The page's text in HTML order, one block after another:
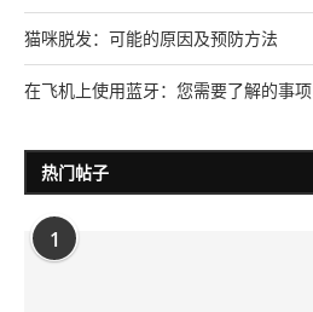
猫咪脱发：可能的原因及预防方法
在飞机上使用蓝牙：您需要了解的事项
热门帖子
1